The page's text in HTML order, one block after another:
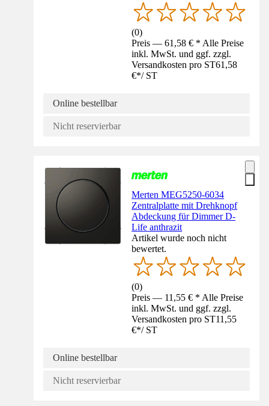
(0)
Preis — 61,58 € * Alle Preise
inkl. MwSt. und ggf. zzgl.
Versandkosten pro ST61,58
€*/ ST
Online bestellbar
Nicht reservierbar
Merten MEG5250-6034
Zentralplatte mit Drehknopf
Abdeckung für Dimmer D-
Life anthrazit
Artikel wurde noch nicht
bewertet.
(0)
Preis — 11,55 € * Alle Preise
inkl. MwSt. und ggf. zzgl.
Versandkosten pro ST11,55
€*/ ST
Online bestellbar
Nicht reservierbar